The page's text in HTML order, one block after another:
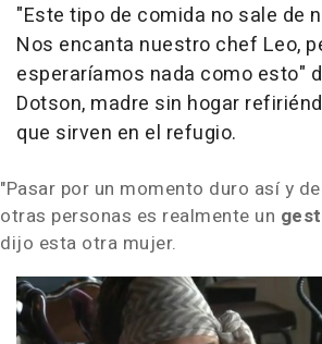
"Este tipo de comida no sale de
Nos encanta nuestro chef Leo,
esperaríamos nada como esto"
Dotson, madre sin hogar
que sirven en el refugio.
"Pasar por un momento duro así y
otras personas es realmente un
dijo esta otra mujer.